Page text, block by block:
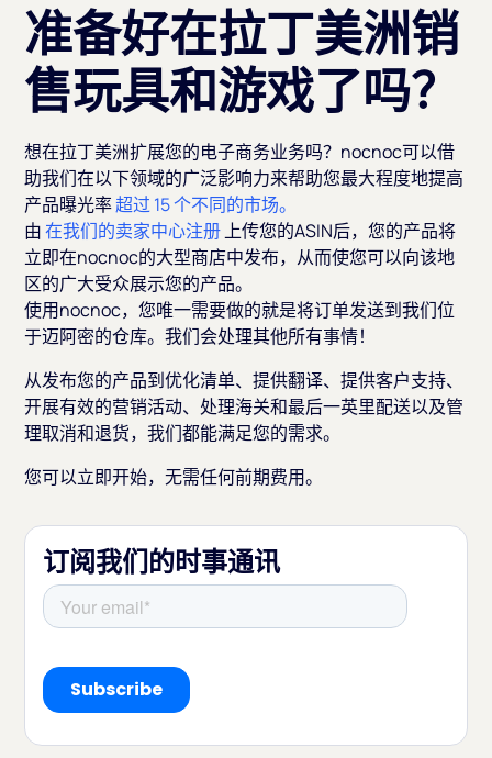
准备好在拉丁美洲销
售玩具和游戏了吗？
想在拉丁美洲扩展您的电子商务业务吗？nocnoc可以借
助我们在以下领域的广泛影响力来帮助您最大程度地提高
产品曝光率超过 15 个不同的市场。
由在我们的卖家中心注册上传您的ASIN后，您的产品将
立即在nocnoc的大型商店中发布，从而使您可以向该地
区的广大受众展示您的产品。
使用nocnoc，您唯一需要做的就是将订单发送到我们位
于迈阿密的仓库。我们会处理其他所有事情！
从发布您的产品到优化清单、提供翻译、提供客户支持、
开展有效的营销活动、处理海关和最后一英里配送以及管
理取消和退货，我们都能满足您的需求。
您可以立即开始，无需任何前期费用。
订阅我们的时事通讯